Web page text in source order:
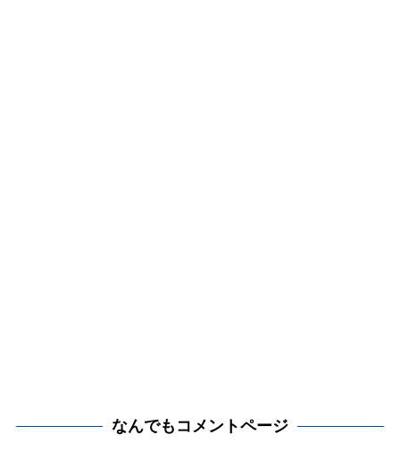
なんでもコメントページ